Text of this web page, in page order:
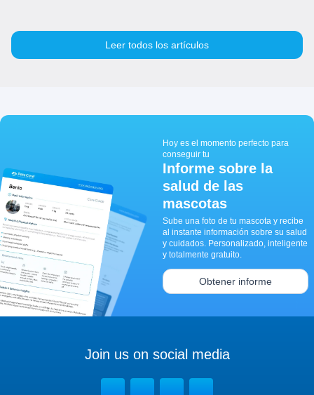
Leer todos los artículos
Hoy es el momento perfecto para
conseguir tu
Informe sobre la
salud de las
mascotas
Sube una foto de tu mascota y recibe
al instante información sobre su salud
y cuidados. Personalizado, inteligente
y totalmente gratuito.
Obtener informe
Join us on social media